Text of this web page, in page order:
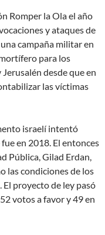
Romper la Ola el año
y ataques de
campaña militar en
para los
desde que en
las víctimas
israelí intentó
en 2018. El entonces
Pública, Gilad Erdan,
las condiciones de los
proyecto de ley pasó
votos a favor y 49 en